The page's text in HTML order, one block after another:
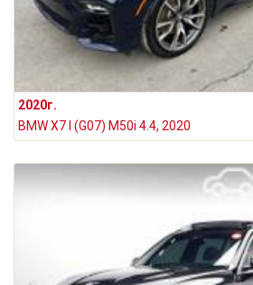
2020г.
BMW X7 I (G07) M50i 4.4, 2020